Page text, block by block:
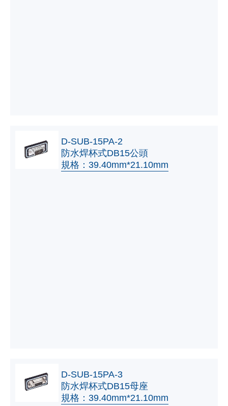
D-SUB-15PA-2
防水焊杯式DB15公頭
規格：39.40mm*21.10mm
D-SUB-15PA-3
防水焊杯式DB15母座
規格：39.40mm*21.10mm